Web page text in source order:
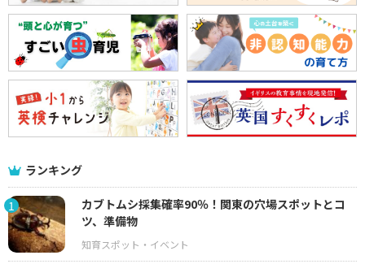
ランキング
1
カブトムシ採集確率90％！関東の穴場スポットとコ
ツ、準備物